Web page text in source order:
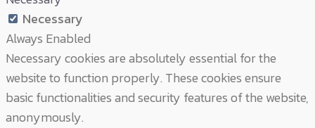
Necessary
Always Enabled
Necessary cookies are absolutely essential for the
website to function properly. These cookies ensure
basic functionalities and security features of the website,
anonymously.